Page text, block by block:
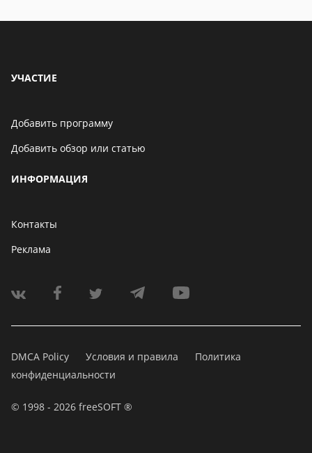
УЧАСТИЕ
Добавить программу
Добавить обзор или статью
ИНФОРМАЦИЯ
Контакты
Реклама
DMCA Policy Условия и правила
Политика
конфиденциальности
© 1998 - 2026 freeSOFT ®